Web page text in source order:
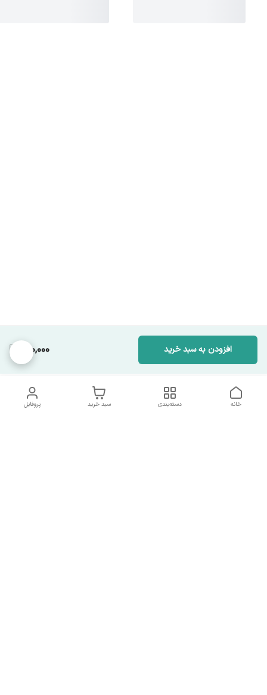
810,000 افزودن به سبد خرید
پروفایل سبد خرید دسته‌بندی خانه